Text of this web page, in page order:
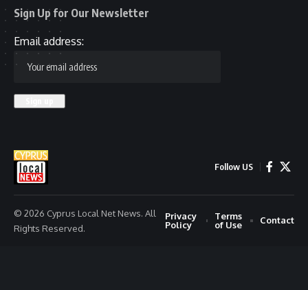
Sign Up for Our Newsletter
Email address:
Follow US
© 2026 Cyprus Local Net News. All
Rights Reserved.
Privacy
Policy
Terms
of Use
Contact